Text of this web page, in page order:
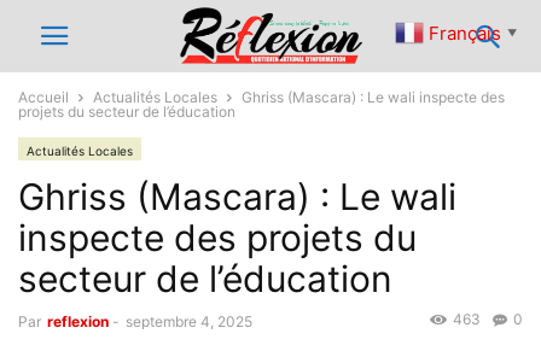
Accueil Actualités Locales
Ghriss (Mascara) : Le wali inspecte des
projets du secteur de l’éducation
Actualités Locales
Ghriss (Mascara) : Le wali
inspecte des projets du
secteur de l’éducation
Par reflexion - septembre 4, 2025 0
463
Français ▼